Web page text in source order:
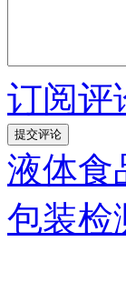
订阅评
液体食
包装检